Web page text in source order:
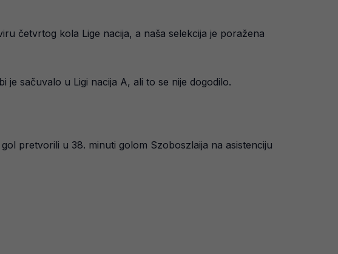
četvrtog kola Lige nacija, a naša selekcija je poražena
je sačuvalo u Ligi nacija A, ali to se nije dogodilo.
pretvorili u 38. minuti golom Szoboszlaija na asistenciju